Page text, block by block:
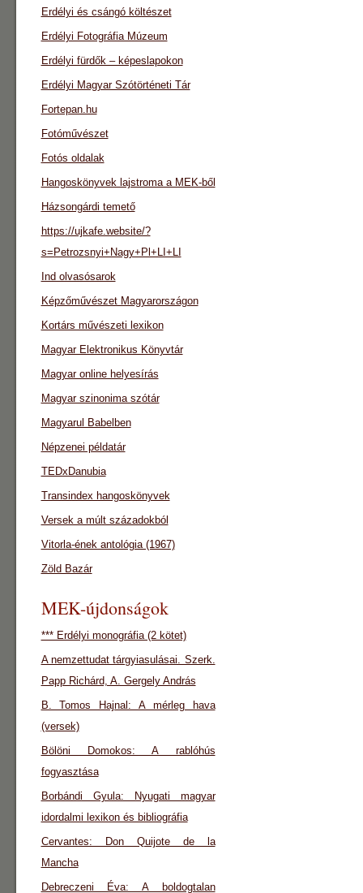
Erdélyi és csángó költészet
Erdélyi Fotográfia Múzeum
Erdélyi fürdők – képeslapokon
Erdélyi Magyar Szótörténeti Tár
Fortepan.hu
Fotóművészet
Fotós oldalak
Hangoskönyvek lajstroma a MEK-ből
Házsongárdi temető
https://ujkafe.website/?
s=Petrozsnyi+Nagy+Pl+LI+LI
Ind olvasósarok
Képzőművészet Magyarországon
Kortárs művészeti lexikon
Magyar Elektronikus Könyvtár
Magyar online helyesírás
Magyar szinonima szótár
Magyarul Babelben
Népzenei példatár
TEDxDanubia
Transindex hangoskönyvek
Versek a múlt századokból
Vitorla-ének antológia (1967)
Zöld Bazár
MEK-újdonságok
*** Erdélyi monográfia (2 kötet)
A nemzettudat tárgyiasulásai. Szerk.
Papp Richárd, A. Gergely András
B. Tomos Hajnal: A mérleg hava
(versek)
Bölöni Domokos: A rablóhús
fogyasztása
Borbándi Gyula: Nyugati magyar
idordalmi lexikon és bibliográfia
Cervantes: Don Quijote de la
Mancha
Debreczeni Éva: A boldogtalan